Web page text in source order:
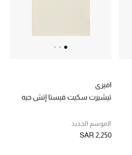
اميري
تيشيرت سكيت فيستا إتش جيه
الموسم الجديد
SAR 2,250